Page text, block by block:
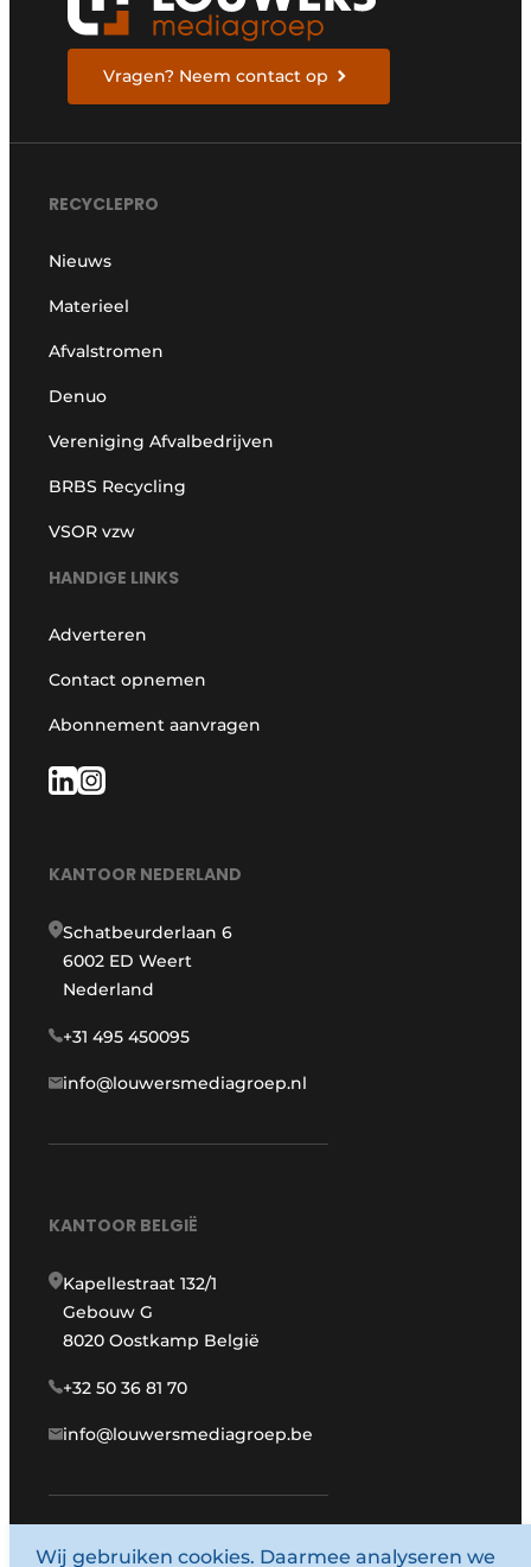
Vragen? Neem contact op
RECYCLEPRO
Nieuws
Materieel
Afvalstromen
Denuo
Vereniging Afvalbedrijven
BRBS Recycling
VSOR vzw
HANDIGE LINKS
Adverteren
Contact opnemen
Abonnement aanvragen
KANTOOR NEDERLAND
Schatbeurderlaan 6
6002 ED Weert
Nederland
+31 495 450095
info@louwersmediagroep.nl
KANTOOR BELGIË
Kapellestraat 132/1
Gebouw G
8020 Oostkamp België
+32 50 36 81 70
info@louwersmediagroep.be
www.louwersmediagroep.com
Wij gebruiken cookies. Daarmee analyseren we